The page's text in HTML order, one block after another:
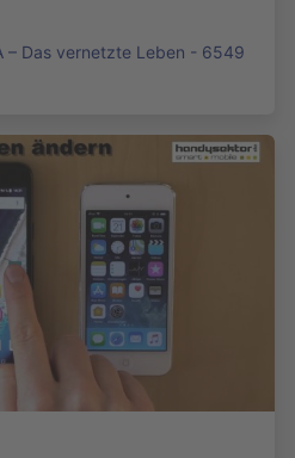
– Das vernetzte Leben - 6549